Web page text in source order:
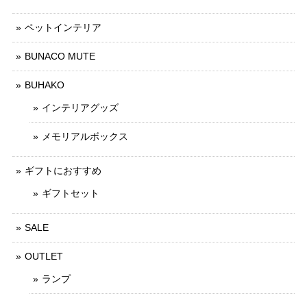
ペットインテリア
BUNACO MUTE
BUHAKO
インテリアグッズ
メモリアルボックス
ギフトにおすすめ
ギフトセット
SALE
OUTLET
ランプ